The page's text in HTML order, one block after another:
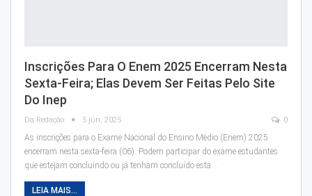
Inscrições Para O Enem 2025 Encerram Nesta
Sexta-Feira; Elas Devem Ser Feitas Pelo Site
Do Inep
Da Redação 5 jun, 2025 0
As inscrições para o Exame Nacional do Ensino Médio (Enem) 2025
encerram nesta sexta-feira (06). Podem participar do exame estudantes
que estejam concluindo ou já tenham concluído esta…
LEIA MAIS...